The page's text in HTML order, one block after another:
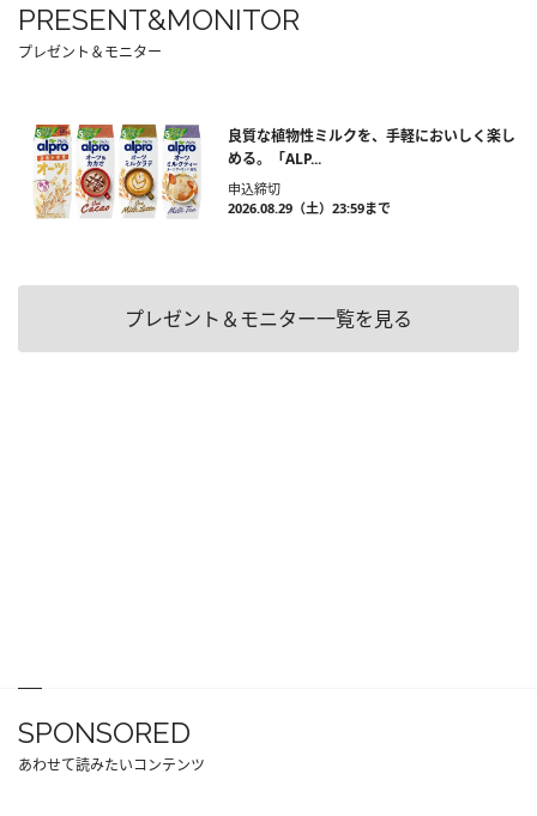
PRESENT&MONITOR
プレゼント＆モニター
良質な植物性ミルクを、手軽においしく楽し
める。「ALP...
申込締切
2026.08.29（土）23:59まで
プレゼント＆モニター一覧を見る
SPONSORED
あわせて読みたいコンテンツ